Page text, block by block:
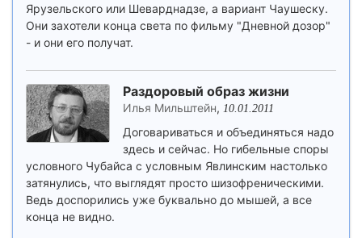
Ярузельского или Шеварднадзе, а вариант Чаушеску.
Они захотели конца света по фильму "Дневной дозор"
- и они его получат.
Раздоровый образ жизни
Илья Мильштейн, 10.01.2011
Договариваться и объединяться надо
здесь и сейчас. Но гибельные споры
условного Чубайса с условным Явлинским настолько
затянулись, что выглядят просто шизофреническими.
Ведь доспорились уже буквально до мышей, а все
конца не видно.